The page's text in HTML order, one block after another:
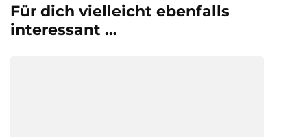
Für dich vielleicht ebenfalls
interessant …